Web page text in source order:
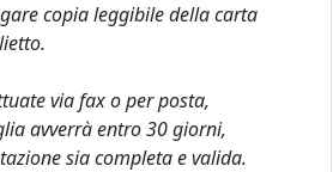
copia leggibile della carta
via fax o per posta,
avverrà entro 30 giorni,
sia completa e valida.